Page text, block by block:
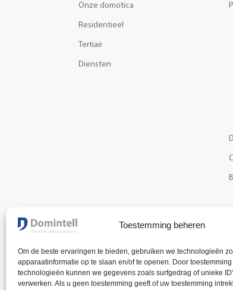
Toestemming beheren
Om de beste ervaringen te bieden, gebruiken we technologieën
apparaatinformatie op te slaan en/of te openen. Door
technologieën kunnen we gegevens zoals surfgedrag of unieke
verwerken. Als u geen toestemming geeft of uw toestemming
Onze domotica
Residentieel
Tertiair
Diensten
Ontvang het laatste nieuws en informatie